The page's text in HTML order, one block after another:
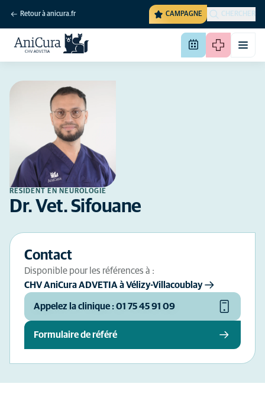
Retour à anicura.fr CAMPAGNE CHERCHER
RÉSIDENT EN NEUROLOGIE
Dr. Vet. Sifouane
Contact
Disponible pour les références à :
CHV AniCura ADVETIA à Vélizy-Villacoublay
Appelez la clinique : 01 75 45 91 09
Formulaire de référé